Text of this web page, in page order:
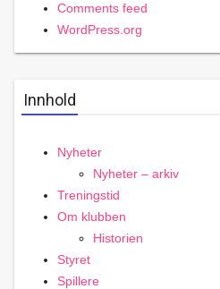
Comments feed
WordPress.org
Innhold
Nyheter
Nyheter – arkiv
Treningstid
Om klubben
Historien
Styret
Spillere